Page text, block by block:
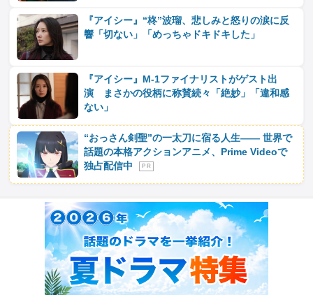
『アイシー』“柊”波瑠、悲しみと怒りの涙に反
響「切ない」「めっちゃドキドキした」
『アイシー』M-1ファイナリストがゲスト出
演 まさかの役柄に称賛続々「絶妙」「違和感
ない」
“おっさん剣聖”の一太刀に宿る人生―― 世界で
話題の本格アクションアニメ、Prime Videoで
独占配信中
P R